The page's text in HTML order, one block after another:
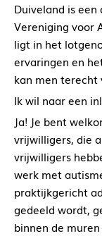
Duiveland is
Vereniging voor
ligt in het
ervaringen en
kan men
Ik wil naar een
Ja! Je bent
vrijwilligers, die
vrijwilligers
werk met
praktijkgericht
gedeeld wordt,
binnen de